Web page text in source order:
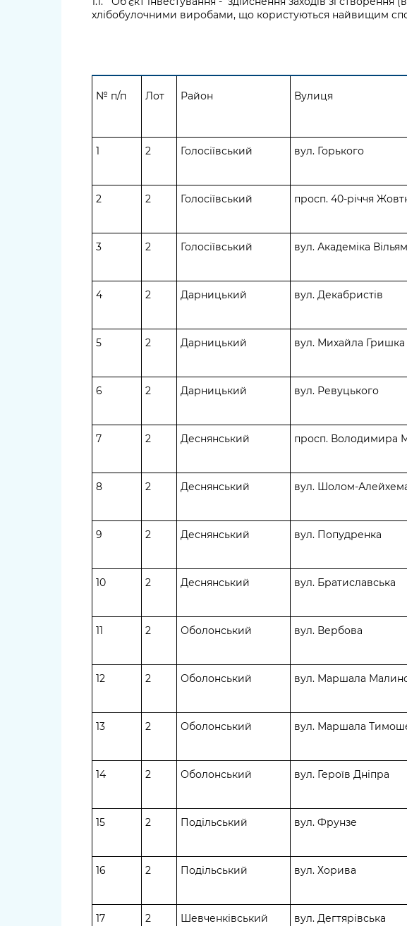
хлібобулочними виробами, що користуються найвищим
№ п/п Лот Район Вулиця
1 2 Голосіївський вул. Горького
2 2 Голосіївський просп. 40-річчя
3 2 Голосіївський вул. Академіка
4 2 Дарницький вул. Декабристів
5 2 Дарницький вул. Михайла Гришка
6 2 Дарницький вул. Ревуцького
7 2 Деснянський просп. Володимира
8 2 Деснянський вул. Шолом-
9 2 Деснянський вул. Попудренка
10 2 Деснянський вул. Братиславська
11 2 Оболонський вул. Вербова
12 2 Оболонський вул. Маршала
13 2 Оболонський вул. Маршала
14 2 Оболонський вул. Героїв Дніпра
15 2 Подільський вул. Фрунзе
16 2 Подільський вул. Хорива
17 2 Шевченківський вул. Дегтярівська